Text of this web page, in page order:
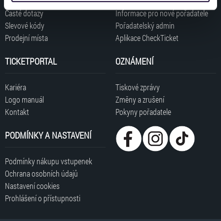
získali v důsledku toho, že používáte jejich služby. Jaké
typy cookies používáme, naleznete níže. Možnosti
zpracování upravíte zaškrtnutím příslušné varianty. Svoji
volbu můžete kdykoliv změnit v zápatí stránky v záložce
Časté dotazy
Slevové kódy
Prodejní místa
Informace pro nové pořadatele
Pořadatelský admin
Aplikace CheckTicket
TICKETPORTAL
Kariéra
Logo manuál
Kontakt
OZNÁMENÍ
Tiskové zprávy
Změny a zrušení
Pokyny pořadatele
PODMÍNKY A NASTAVENÍ
Podmínky nákupu vstupenek
Ochrana osobních údajů
Nastavení cookies
Prohlášení o přístupnosti